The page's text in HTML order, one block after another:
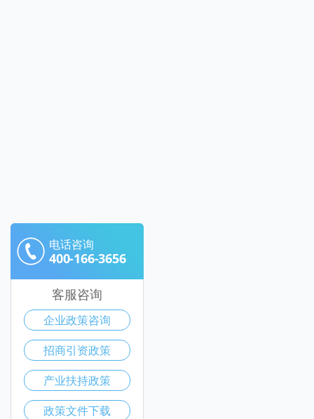
电话咨询
400-166-3656
客服咨询
企业政策咨询
招商引资政策
产业扶持政策
政策文件下载